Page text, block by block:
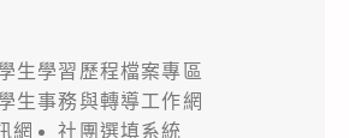
生學習歷程檔案專區
生事務與轉導工作網
網
社團選填系統